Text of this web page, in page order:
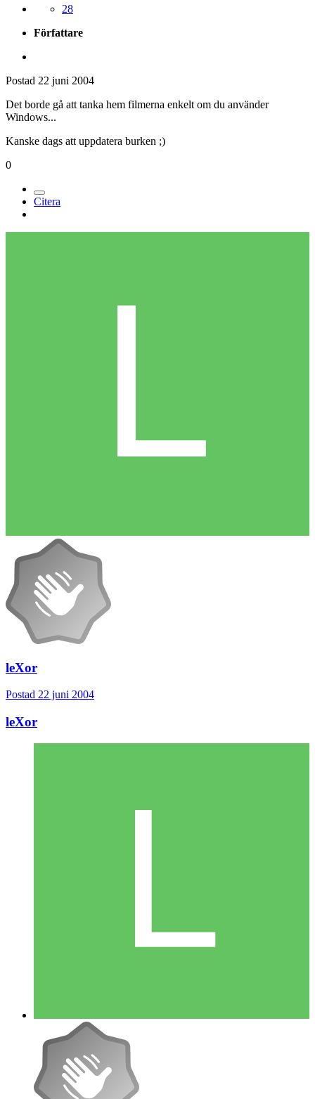
28
Författare
Postad 22 juni 2004
Det borde gå att tanka hem filmerna enkelt om du använder
Windows...
Kanske dags att uppdatera burken ;)
0
Citera
leXor
Postad 22 juni 2004
leXor